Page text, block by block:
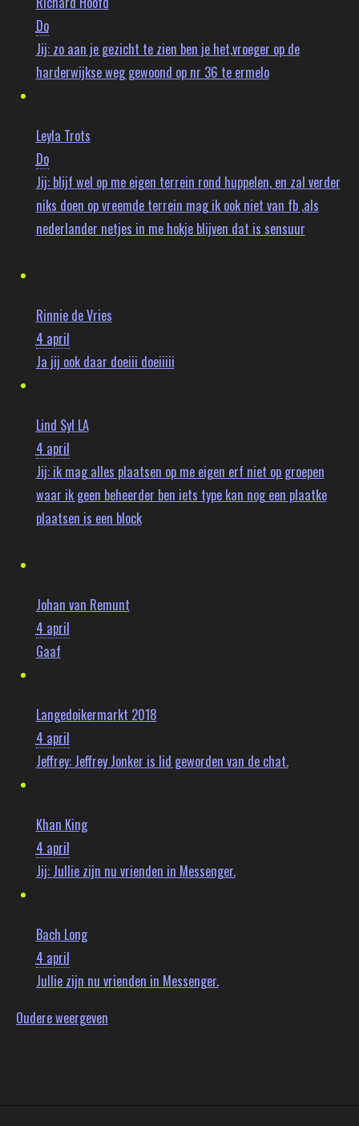
Do
Jij: zo aan je gezicht te zien ben je het,vroeger op de
harderwijkse weg gewoond op nr 36 te ermelo
Leyla Trots
Do
Jij: blijf wel op me eigen terrein rond huppelen, en zal verder
niks doen op vreemde terrein mag ik ook niet van fb ,als
nederlander netjes in me hokje blijven dat is sensuur
Rinnie de Vries
4 april
Ja jij ook daar doeiii doeiiiii
Lind Syl LA
4 april
Jij: ik mag alles plaatsen op me eigen erf niet op groepen
waar ik geen beheerder ben iets type kan nog een plaatke
plaatsen is een block
Johan van Remunt
4 april
Gaaf
Langedoikermarkt 2018
4 april
Jeffrey: Jeffrey Jonker is lid geworden van de chat.
Khan King
4 april
Jij: Jullie zijn nu vrienden in Messenger.
Bach Long
4 april
Jullie zijn nu vrienden in Messenger.
Oudere weergeven